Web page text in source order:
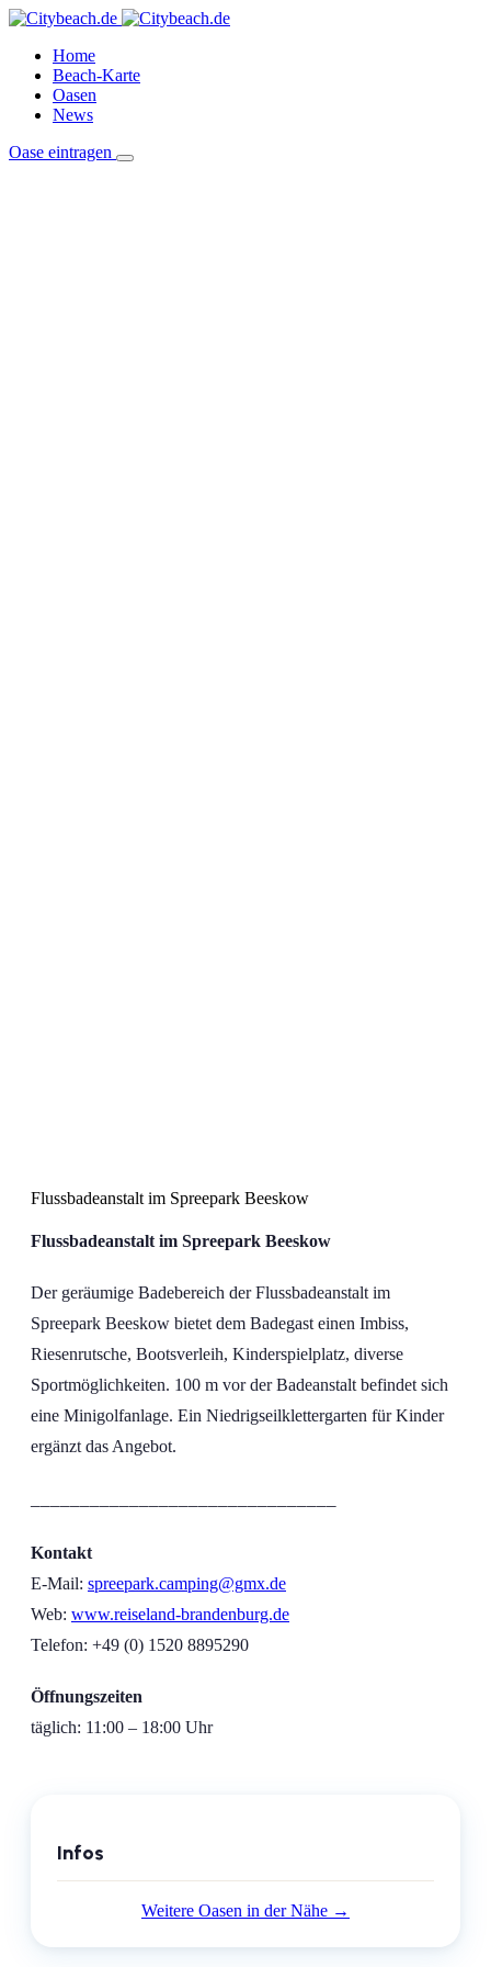
Home
Beach-Karte
Oasen
News
Oase eintragen
Flussbadeanstalt im Spreepark Beeskow
Flussbadeanstalt im Spreepark Beeskow
Der geräumige Badebereich der Flussbadeanstalt im
Spreepark Beeskow bietet dem Badegast einen Imbiss,
Riesenrutsche, Bootsverleih, Kinderspielplatz, diverse
Sportmöglichkeiten. 100 m vor der Badeanstalt befindet sich
eine Minigolfanlage. Ein Niedrigseilklettergarten für Kinder
ergänzt das Angebot.
Kontakt
E-Mail: spreepark.camping@gmx.de
Web: www.reiseland-brandenburg.de
Telefon: +49 (0) 1520 8895290
Öffnungszeiten
täglich: 11:00 – 18:00 Uhr
Infos
Weitere Oasen in der Nähe →